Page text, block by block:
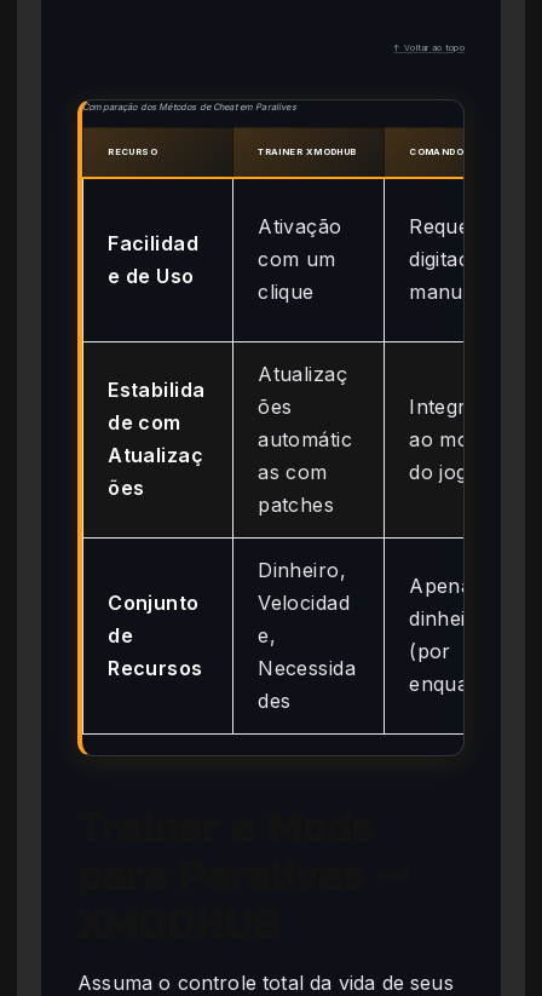
↑ Voltar ao topo
Comparação dos Métodos de Cheat em Paralives
RECURSO TRAINER XMODHUB COMANDOS DE CONSOLE
Facilidad
e de Uso
Ativação
com um
clique
Requer
digitação
manual
Estabilida
de com
Atualizaç
ões
Atualizaç
ões
automátic
as com
patches
Integrado
ao motor
do jogo
Conjunto
de
Recursos
Dinheiro,
Velocidad
e,
Necessida
des
Apenas
dinheiro
(por
enquanto)
Assuma o controle total da vida de seus